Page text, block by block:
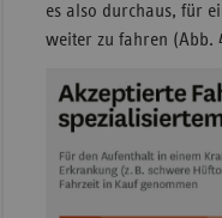
es also durchaus, für
weiter zu fahren (Abb.